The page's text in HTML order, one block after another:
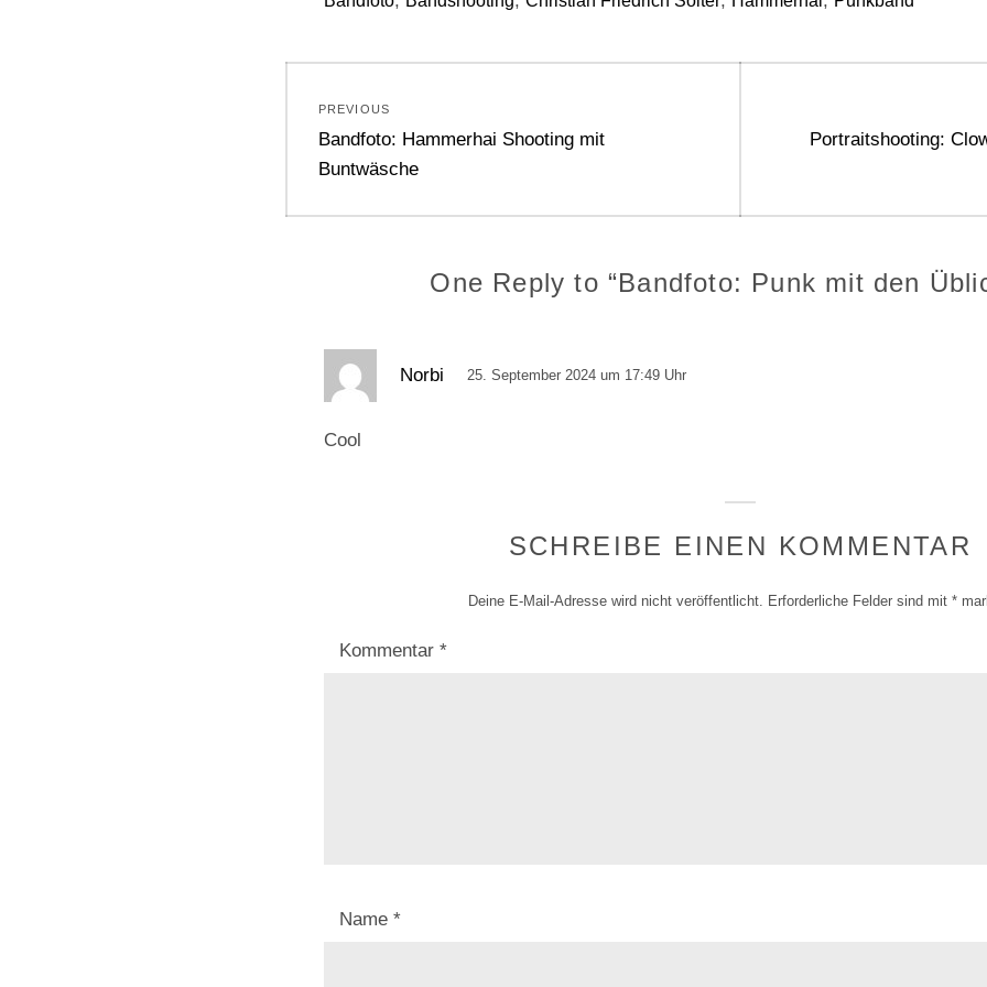
PREVIOUS
Previous
post:
Bandfoto: Hammerhai Shooting mit
Buntwäsche
Next
Portraitshooting:
One Reply to “Bandfoto: Punk mit den
Norbi 25. September 2024 um 17:49 Uhr
Cool
SCHREIBE EINEN KOMMENTAR
Deine E-Mail-Adresse wird nicht veröffentlicht. Erforderliche Felder sind mit *
Kommentar *
Name *